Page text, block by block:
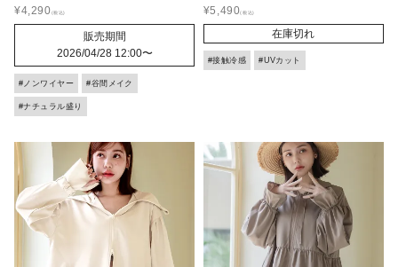
¥4,290
販売期間
2026/04/28 12:00〜
#ノンワイヤー #谷間メイク
#ナチュラル盛り
¥5,490
在庫切れ
#接触冷感 #UVカット